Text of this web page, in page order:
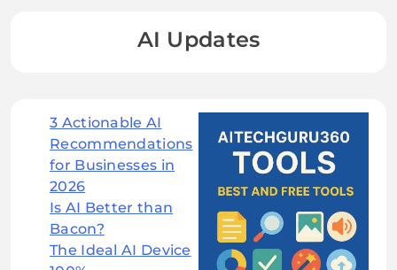
AI Updates
3 Actionable AI
Recommendations
for Businesses in
2026
Is AI Better than
Bacon?
The Ideal AI Device